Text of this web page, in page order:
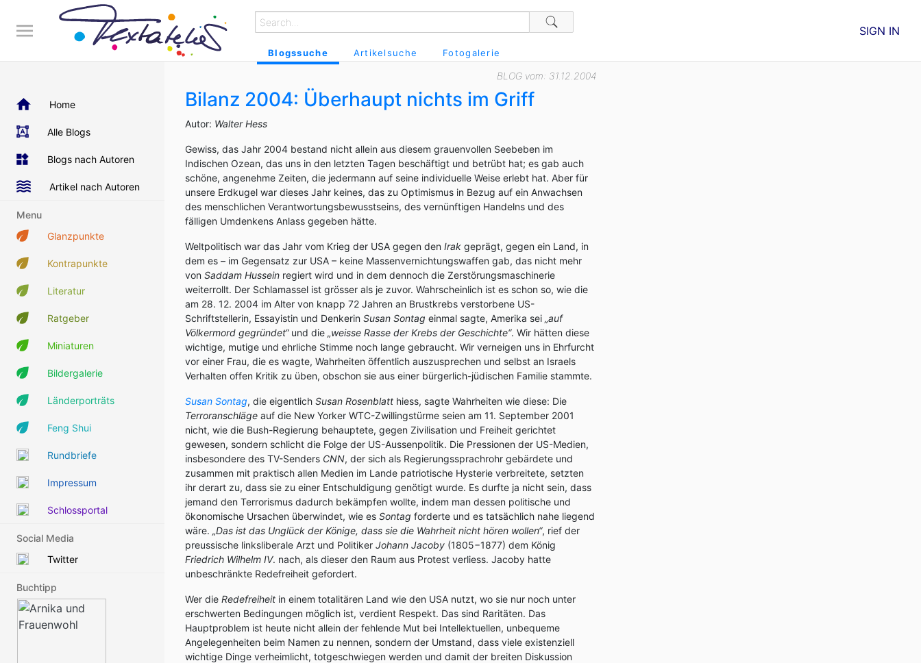
Blogssuche Artikelsuche Fotogalerie
SIGN IN
Home
Alle Blogs
Blogs nach Autoren
Artikel nach Autoren
Menu
Glanzpunkte
Kontrapunkte
Literatur
Ratgeber
Miniaturen
Bildergalerie
Länderporträts
Feng Shui
Rundbriefe
Impressum
Schlossportal
Social Media
Twitter
Buchtipp
BLOG vom: 31.12.2004
Bilanz 2004: Überhaupt nichts im Griff
Autor: Walter Hess
Gewiss, das Jahr 2004 bestand nicht allein aus diesem grauenvollen Seebeben im
Indischen Ozean, das uns in den letzten Tagen beschäftigt und betrübt hat; es gab auch
schöne, angenehme Zeiten, die jedermann auf seine individuelle Weise erlebt hat. Aber für
unsere Erdkugel war dieses Jahr keines, das zu Optimismus in Bezug auf ein Anwachsen
des menschlichen Verantwortungsbewusstseins, des vernünftigen Handelns und des
fälligen Umdenkens Anlass gegeben hätte.
Weltpolitisch war das Jahr vom Krieg der USA gegen den Irak geprägt, gegen ein Land, in
dem es – im Gegensatz zur USA – keine Massenvernichtungswaffen gab, das nicht mehr
von Saddam Hussein regiert wird und in dem dennoch die Zerstörungsmaschinerie
weiterrollt. Der Schlamassel ist grösser als je zuvor. Wahrscheinlich ist es schon so, wie die
am 28. 12. 2004 im Alter von knapp 72 Jahren an Brustkrebs verstorbene US-
Schriftstellerin, Essayistin und Denkerin Susan Sontag einmal sagte, Amerika sei „auf
Völkermord gegründet“und die „weisse Rasse der Krebs der Geschichte“. Wir hätten diese
wichtige, mutige und ehrliche Stimme noch lange gebraucht. Wir verneigen uns in Ehrfurcht
vor einer Frau, die es wagte, Wahrheiten öffentlich auszusprechen und selbst an Israels
Verhalten offen Kritik zu üben, obschon sie aus einer bürgerlich-jüdischen Familie stammte.
Susan Sontag, die eigentlich Susan Rosenblatt hiess, sagte Wahrheiten wie diese: Die
Terroranschläge auf die New Yorker WTC-Zwillingstürme seien am 11. September 2001
nicht, wie die Bush-Regierung behauptete, gegen Zivilisation und Freiheit gerichtet
gewesen, sondern schlicht die Folge der US-Aussenpolitik. Die Pressionen der US-Medien,
insbesondere des TV-Senders CNN, der sich als Regierungssprachrohr gebärdete und
zusammen mit praktisch allen Medien im Lande patriotische Hysterie verbreitete, setzten
ihr derart zu, dass sie zu einer Entschuldigung genötigt wurde. Es durfte ja nicht sein, dass
jemand den Terrorismus dadurch bekämpfen wollte, indem man dessen politische und
ökonomische Ursachen überwindet, wie es Sontag forderte und es tatsächlich nahe liegend
wäre. „Das ist das Unglück der Könige, dass sie die Wahrheit nicht hören wollen“, rief der
preussische linksliberale Arzt und Politiker Johann Jacoby (1805−1877) dem König
Friedrich Wilhelm IV. nach, als dieser den Raum aus Protest verliess. Jacoby hatte
unbeschränkte Redefreiheit gefordert.
Wer die Redefreiheit in einem totalitären Land wie den USA nutzt, wo sie nur noch unter
erschwerten Bedingungen möglich ist, verdient Respekt. Das sind Raritäten. Das
Hauptproblem ist heute nicht allein der fehlende Mut bei Intellektuellen, unbequeme
Angelegenheiten beim Namen zu nennen, sondern der Umstand, dass viele existenziell
wichtige Dinge verheimlicht, totgeschwiegen werden und damit der breiten Diskussion